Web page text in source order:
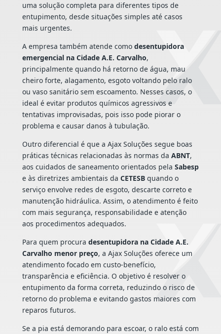
uma solução completa para diferentes tipos de
entupimento, desde situações simples até casos
mais urgentes.
A empresa também atende como desentupidora
emergencial na Cidade A.E. Carvalho,
principalmente quando há retorno de água, mau
cheiro forte, alagamento, esgoto voltando pelo ralo
ou vaso sanitário sem escoamento. Nesses casos, o
ideal é evitar produtos químicos agressivos e
tentativas improvisadas, pois isso pode piorar o
problema e causar danos à tubulação.
Outro diferencial é que a Ajax Soluções segue boas
práticas técnicas relacionadas às normas da ABNT,
aos cuidados de saneamento orientados pela Sabesp
e às diretrizes ambientais da CETESBquando o
serviço envolve redes de esgoto, descarte correto e
manutenção hidráulica. Assim, o atendimento é feito
com mais segurança, responsabilidade e atenção
aos procedimentos adequados.
Para quem procura desentupidora na Cidade A.E.
Carvalho menor preço, a Ajax Soluções oferece um
atendimento focado em custo-benefício,
transparência e eficiência. O objetivo é resolver o
entupimento da forma correta, reduzindo o risco de
retorno do problema e evitando gastos maiores com
reparos futuros.
Se a pia está demorando para escoar, o ralo está com